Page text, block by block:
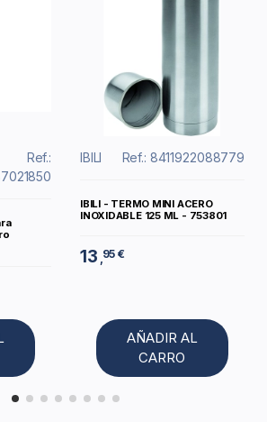
Ref.:
IBILI Ref.: 8411922088779
IBILI - TERMO MINI ACERO
INOXIDABLE 125 ML - 753801
13 ,95 €
AÑADIR AL
CARRO